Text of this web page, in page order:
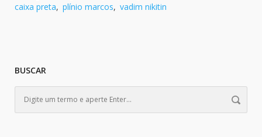
caixa preta, plínio marcos, vadim nikitin
BUSCAR